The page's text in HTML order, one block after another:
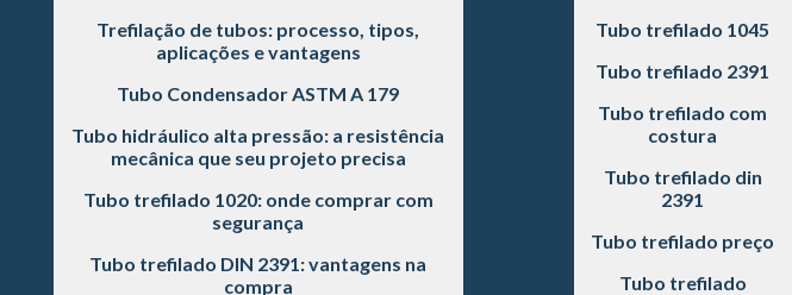
Trefilação de tubos: processo, tipos,
aplicações e vantagens
Tubo Condensador ASTM A 179
Tubo hidráulico alta pressão: a resistência
mecânica que seu projeto precisa
Tubo trefilado 1020: onde comprar com
segurança
Tubo trefilado DIN 2391: vantagens na
compra
Tubo trefilado 1045
Tubo trefilado 2391
Tubo trefilado com
costura
Tubo trefilado din
2391
Tubo trefilado preço
Tubo trefilado